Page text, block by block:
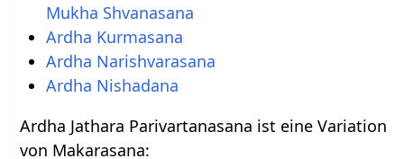
Mukha Shvanasana
Ardha Kurmasana
Ardha Narishvarasana
Ardha Nishadana
Ardha Jathara Parivartanasana ist eine Variation
von Makarasana: